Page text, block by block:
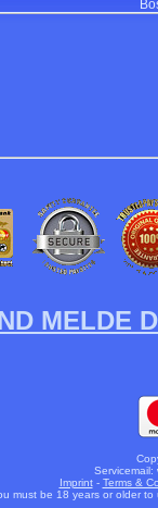
MELDE
Servicemail:
Imprint- Terms &
must be 18 years or older